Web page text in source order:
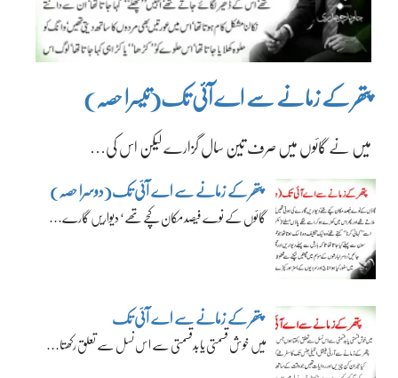
پتھر کے زمانے سے اے آئی تک(تیسرا حصہ)
میں نے گائوں میں صرف تین سال گزارے لیکن اس کی…
پتھر کے زمانے سے اے آئی تک(دوسرا حصہ)
گائوں کے نوے فیصد مکان کچے تھے‘ دیواریں گارے…
پتھر کے زمانے سے اے آئی تک
میں خوش قسمتی یا بدقسمتی سے اس نسل سے تعلق رکھتا…